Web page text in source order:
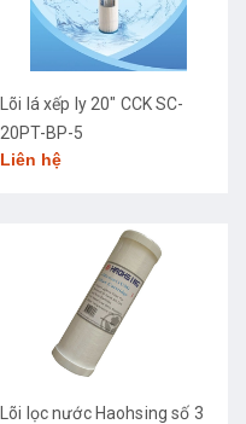
Lõi lá xếp ly 20" CCK SC-
20PT-BP-5
Liên hệ
Lõi lọc nước Haohsing số 3